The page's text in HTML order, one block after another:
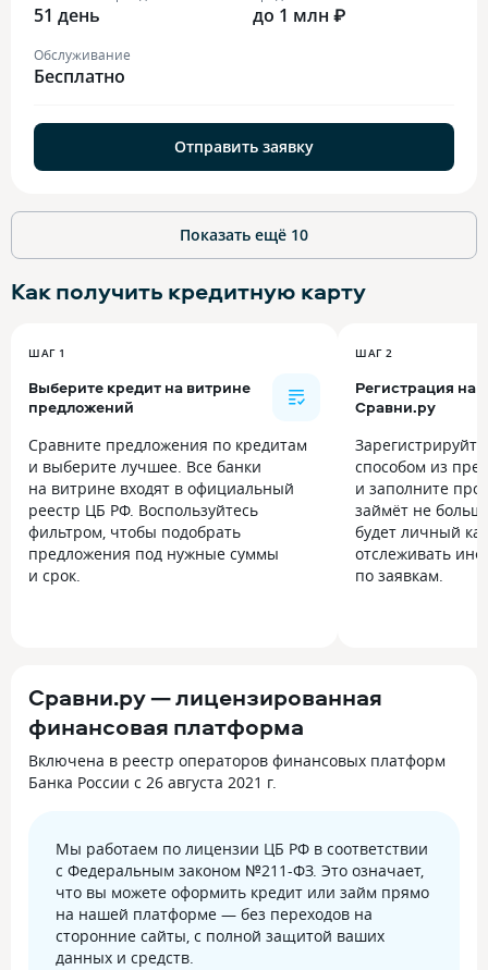
51 день до 1 млн ₽
Обслуживание
Бесплатно
Отправить заявку
Показать ещё 10
Как получить кредитную карту
ШАГ 1
Выберите кредит на витрине
предложений
Сравните предложения по кредитам
и выберите лучшее. Все банки
на витрине входят в официальный
реестр ЦБ РФ. Воспользуйтесь
фильтром, чтобы подобрать
предложения под нужные суммы
и срок.
ШАГ 2
Регистрация на
Сравни.ру
способом из
и заполните
займёт не
будет личный
отслеживать
по заявкам.
Сравни.ру — лицензированная
финансовая платформа
Включена в реестр операторов финансовых платформ
Банка России с 26 августа 2021 г.
Мы работаем по лицензии ЦБ РФ в соответствии
с Федеральным законом №211-ФЗ. Это означает,
что вы можете оформить кредит или займ прямо
на нашей платформе — без переходов на
сторонние сайты, с полной защитой ваших
данных и средств.